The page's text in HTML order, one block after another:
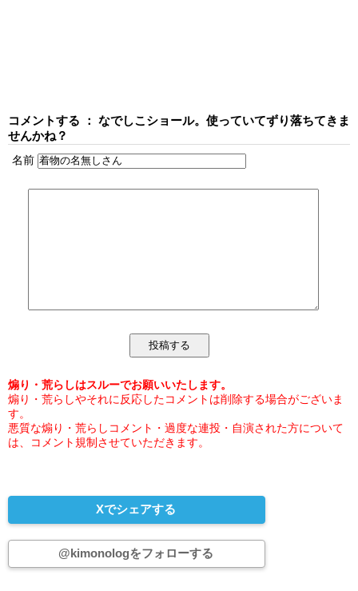
コメントする ： なでしこショール。使っていてずり落ちてきま
せんかね？
名前
煽り・荒らしはスルーでお願いいたします。
煽り・荒らしやそれに反応したコメントは削除する場合がございま
す。
悪質な煽り・荒らしコメント・過度な連投・自演された方について
は、コメント規制させていただきます。
Xでシェアする
@kimonologをフォローする